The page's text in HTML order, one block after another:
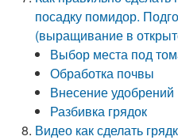
посадку помидор.
(выращивание в
Выбор места под
Обработка почвы
Внесение удобрений
Разбивка грядок
Видео как сделать